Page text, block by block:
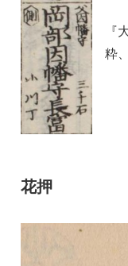
『
粋
花押